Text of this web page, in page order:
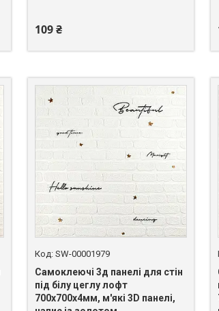
109 ₴
SW-00001979
Самоклеючі 3д панелі для стін
під білу цеглу лофт
700х700х4мм, м'які 3D панелі,